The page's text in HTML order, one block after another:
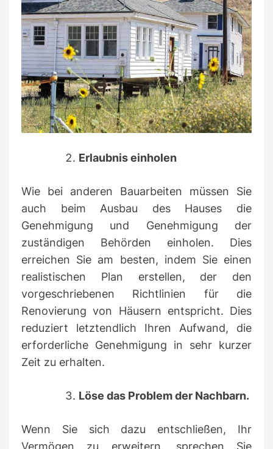
Erlaubnis einholen
Wie bei anderen Bauarbeiten müssen Sie
auch beim Ausbau des Hauses die
Genehmigung und Genehmigung der
zuständigen Behörden einholen. Dies
erreichen Sie am besten, indem Sie einen
realistischen Plan erstellen, der den
vorgeschriebenen Richtlinien für die
Renovierung von Häusern entspricht. Dies
reduziert letztendlich Ihren Aufwand, die
erforderliche Genehmigung in sehr kurzer
Zeit zu erhalten.
Löse das Problem der Nachbarn.
Wenn Sie sich dazu entschließen, Ihr
Vermögen zu erweitern, sprechen Sie